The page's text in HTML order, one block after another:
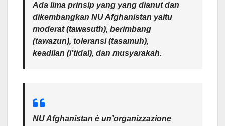
Ada lima prinsip yang yang dianut dan
dikembangkan NU Afghanistan yaitu
moderat (tawasuth), berimbang
(tawazun), toleransi (tasamuh),
keadilan (i’tidal), dan musyarakah.
NU Afghanistan è un’organizzazione